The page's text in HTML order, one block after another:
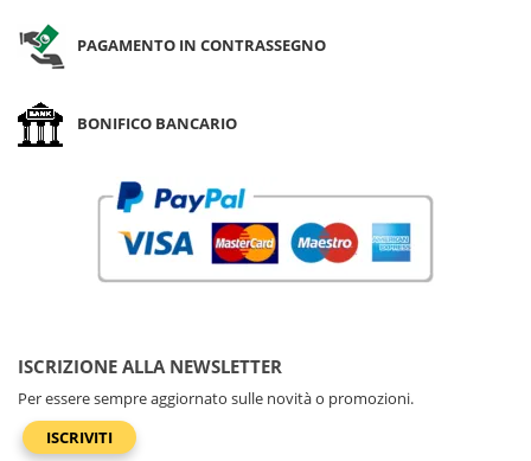
PAGAMENTO IN CONTRASSEGNO
BONIFICO BANCARIO
ISCRIZIONE ALLA NEWSLETTER
Per essere sempre aggiornato sulle novità o promozioni.
ISCRIVITI